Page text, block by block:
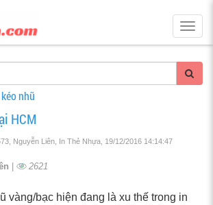
nhũ
HCM
Nguyễn Liên, In Thẻ Nhựa , 19/12/2016 14:14:47
| 2621
vàng/bạc hiện đang là xu thế trong in